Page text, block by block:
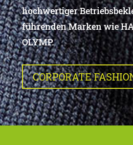
hochwertiger
führenden Marken wie
OLYMP.
CORPORATE